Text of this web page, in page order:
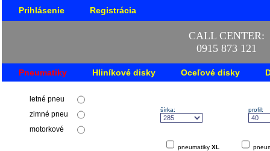
Prihlásenie Registrácia
CALL CENTER:
0915 873 121
Pneumatiky Hliníkové disky Oceľové disky
letné pneu
zimné pneu
motorkové
šírka: profil:
pneumatiky XL